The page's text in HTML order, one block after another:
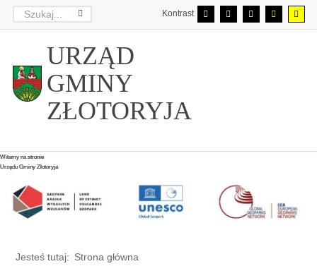
Kontrast
URZĄD
GMINY
ZŁOTORYJA
Witamy na stronie
Urzędu Gminy Złotoryja
Witamy na stronie
Urzędu Gminy Złotoryja
Witamy na stronie
Urzędu Gminy Złotoryja
Jesteś tutaj: Strona główna